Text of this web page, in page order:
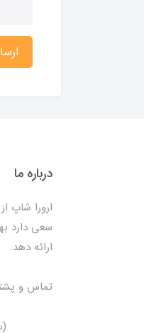
درباره ما
سعی دارد
ارائه دهد.
تماس و پشتیبانی :
(ساعت